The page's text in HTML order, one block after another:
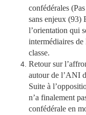
confédérales
sans enjeux (93)
l’orientation qui
intermédiaires
classe.
Retour sur
autour de l’ANI
Suite à
n’a finalement
confédérale en